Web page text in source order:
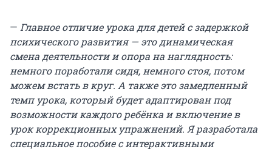
— Главное отличие урока для детей с задержкой
психического развития — это динамическая
смена деятельности и опора на наглядность:
немного поработали сидя, немного стоя, потом
можем встать в круг. А также это замедленный
темп урока, который будет адаптирован под
возможности каждого ребёнка и включение в
урок коррекционных упражнений. Я разработала
специальное пособие с интерактивными